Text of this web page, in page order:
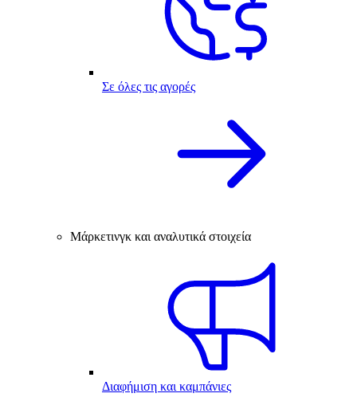
Σε όλες τις αγορές
Μάρκετινγκ και αναλυτικά στοιχεία
Διαφήμιση και καμπάνιες